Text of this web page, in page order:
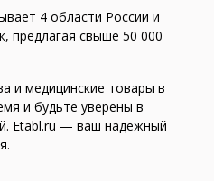
4 области России и
предлагая свыше 50 000
и медицинские товары в
и будьте уверены в
Etabl.ru — ваш надежный